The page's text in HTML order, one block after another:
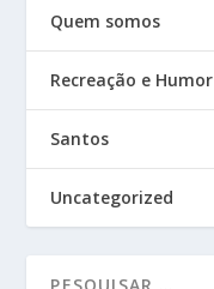
Quem somos
Recreação e Humor
Santos
Uncategorized